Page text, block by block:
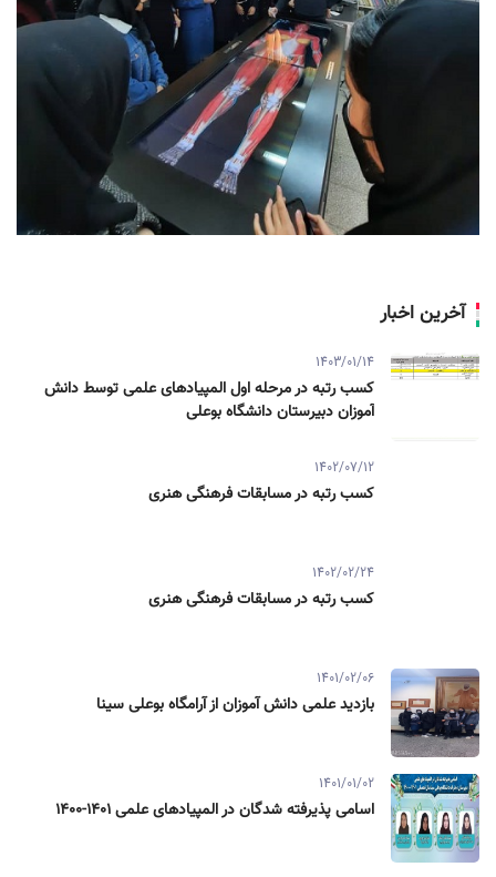
آخرین اخبار
1403/01/14
کسب رتبه در مرحله اول المپیادهای علمی توسط دانش
آموزان دبیرستان دانشگاه بوعلی
1402/07/12
کسب رتبه در مسابقات فرهنگی هنری
1402/02/24
کسب رتبه در مسابقات فرهنگی هنری
1401/02/06
بازدید علمی دانش آموزان از آرامگاه بوعلی سینا
1401/01/02
اسامی پذیرفته شدگان در المپیادهای علمی 1401-1400